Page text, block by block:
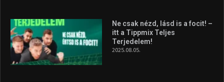
Ne csak nézd, lásd is a focit! –
itt a Tippmix Teljes
Terjedelem!
2025.08.05.